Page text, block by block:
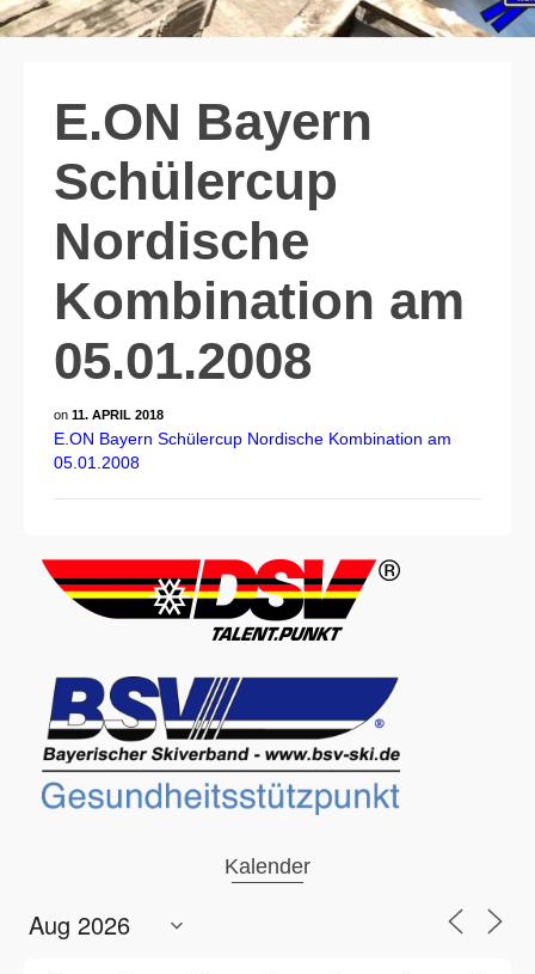
E.ON Bayern
Schülercup
Nordische
Kombination am
05.01.2008
on 11. APRIL 2018
E.ON Bayern Schülercup Nordische Kombination am
05.01.2008
Kalender